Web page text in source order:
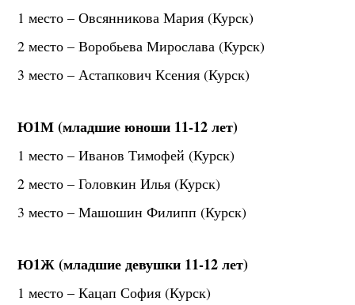
1 место – Овсянникова Мария (Курск)
2 место – Воробьева Мирослава (Курск)
3 место – Астапкович Ксения (Курск)
Ю1М (младшие юноши 11-12 лет)
1 место – Иванов Тимофей (Курск)
2 место – Головкин Илья (Курск)
3 место – Машошин Филипп (Курск)
Ю1Ж (младшие девушки 11-12 лет)
1 место – Кацап София (Курск)